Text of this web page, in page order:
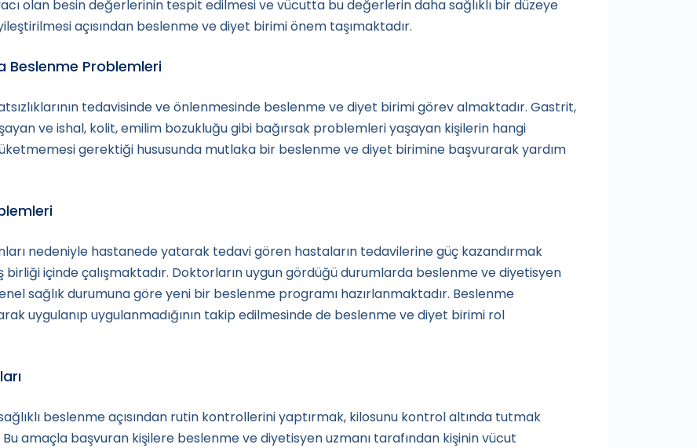
olan besin değerlerinin tespit edilmesi ve vücutta bu değerlerin daha sağlıklı bir düzeye
açısından beslenme ve diyet birimi önem taşımaktadır.
Beslenme Problemleri
tedavisinde ve önlenmesinde beslenme ve diyet birimi görev almaktadır. Gastrit,
ve ishal, kolit, emilim bozukluğu gibi bağırsak problemleri yaşayan kişilerin hangi
gerektiği hususunda mutlaka bir beslenme ve diyet birimine başvurarak yardım
nedeniyle hastanede yatarak tedavi gören hastaların tedavilerine güç kazandırmak
içinde çalışmaktadır. Doktorların uygun gördüğü durumlarda beslenme ve diyetisyen
sağlık durumuna göre yeni bir beslenme programı hazırlanmaktadır. Beslenme
uygulanıp uygulanmadığının takip edilmesinde de beslenme ve diyet birimi rol
beslenme açısından rutin kontrollerini yaptırmak, kilosunu kontrol altında tutmak
amaçla başvuran kişilere beslenme ve diyetisyen uzmanı tarafından kişinin vücut